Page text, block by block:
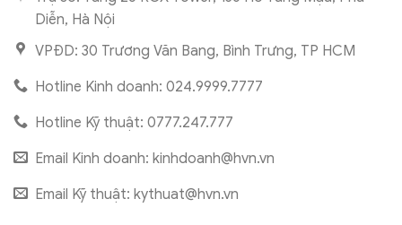
Diễn, Hà Nội
VPĐD: 30 Trương Văn Bang, Bình Trưng, TP HCM
Hotline Kinh doanh: 024.9999.7777
Hotline Kỹ thuật: 0777.247.777
Email Kinh doanh: kinhdoanh@hvn.vn
Email Kỹ thuật: kythuat@hvn.vn